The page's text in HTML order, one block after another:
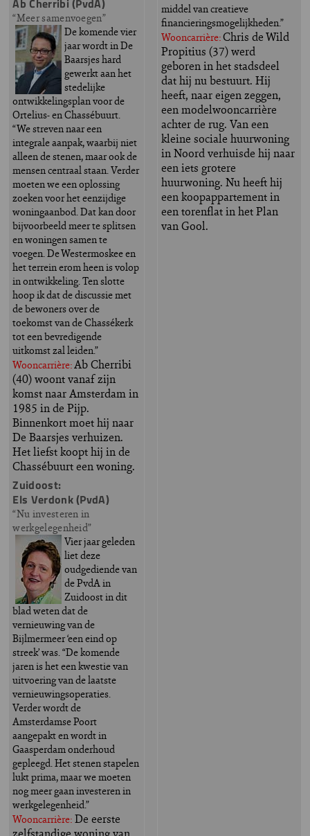
Ab Cherribi (PvdA)
“Meer samenvoegen”
De komende vier
jaar wordt in De
Baarsjes hard
gewerkt aan het
stedelijke
ontwikkelingsplan voor de
Ortelius- en Chassébuurt.
“We streven naar een
integrale aanpak, waarbij niet
alleen de stenen, maar ook de
mensen centraal staan. Verder
moeten we een oplossing
zoeken voor het eenzijdige
woningaanbod. Dat kan door
bijvoorbeeld meer te splitsen
en woningen samen te
voegen. De Westermoskee en
het terrein erom heen is volop
in ontwikkeling. Ten slotte
hoop ik dat de discussie met
de bewoners over de
toekomst van de Chassékerk
tot een bevredigende
uitkomst zal leiden.”
Wooncarrière:Ab Cherribi
(40) woont vanaf zijn
komst naar Amsterdam in
1985 in de Pijp.
Binnenkort moet hij naar
De Baarsjes verhuizen.
Het liefst koopt hij in de
Chassébuurt een woning.
Zuidoost:
Els Verdonk (PvdA)
“Nu investeren in
werkgelegenheid”
Vier jaar geleden
liet deze
oudgediende van
de PvdA in
Zuidoost in dit
blad weten dat de
vernieuwing van de
Bijlmermeer ‘een eind op
streek’ was. “De komende
jaren is het een kwestie van
uitvoering van de laatste
vernieuwingsoperaties.
Verder wordt de
Amsterdamse Poort
aangepakt en wordt in
Gaasperdam onderhoud
gepleegd. Het stenen stapelen
lukt prima, maar we moeten
nog meer gaan investeren in
werkgelegenheid.”
Wooncarrière:De eerste
middel van creatieve
financieringsmogelijkheden.”
Wooncarrière:Chris de Wild
Propitius (37) werd
geboren in het stadsdeel
dat hij nu bestuurt. Hij
heeft, naar eigen zeggen,
een modelwooncarrière
achter de rug. Van een
kleine sociale huurwoning
in Noord verhuisde hij naar
een iets grotere
huurwoning. Nu heeft hij
een koopappartement in
een torenflat in het Plan
van Gool.